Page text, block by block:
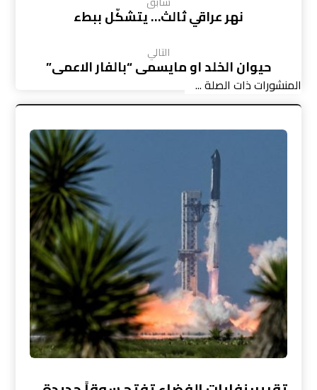
نهر عراقي ثالث… يتشكّل ببطء
التالي
حيوان الخلد او مايسمى “بالفار الاعمى”
المنشورات ذات الصلة ...